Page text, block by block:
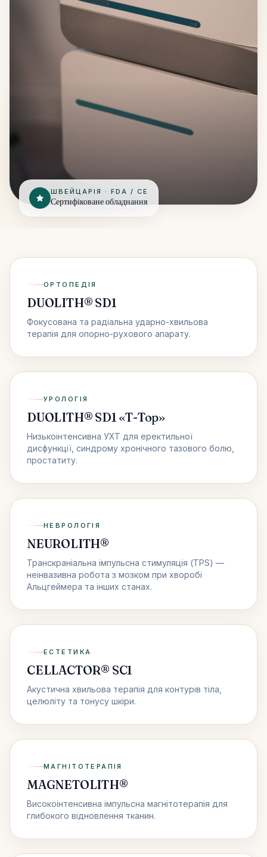
ШВЕЙЦАРІЯ · FDA / CE
Сертифіковане обладнання
ОРТОПЕДІЯ
DUOLITH® SD1
Фокусована та радіальна ударно-хвильова
терапія для опорно-рухового апарату.
УРОЛОГІЯ
DUOLITH® SD1 «T-Top»
Низькоінтенсивна УХТ для еректильної
дисфункції, синдрому хронічного тазового болю,
простатиту.
НЕВРОЛОГІЯ
NEUROLITH®
Транскраніальна імпульсна стимуляція (TPS) —
неінвазивна робота з мозком при хворобі
Альцгеймера та інших станах.
ЕСТЕТИКА
CELLACTOR® SC1
Акустична хвильова терапія для контурів тіла,
целюліту та тонусу шкіри.
МАГНІТОТЕРАПІЯ
MAGNETOLITH®
Високоінтенсивна імпульсна магнітотерапія для
глибокого відновлення тканин.